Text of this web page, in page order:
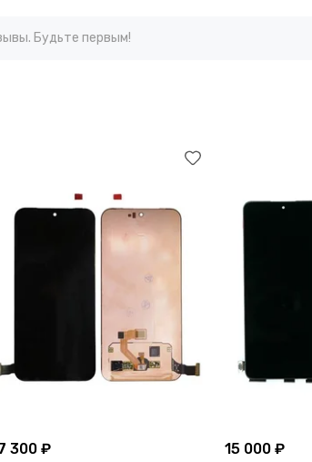
Будьте первым!
300 ₽ 15 000 ₽